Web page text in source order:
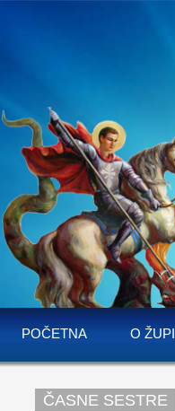
POČETNA O ŽUPI
ČASNE SESTRE